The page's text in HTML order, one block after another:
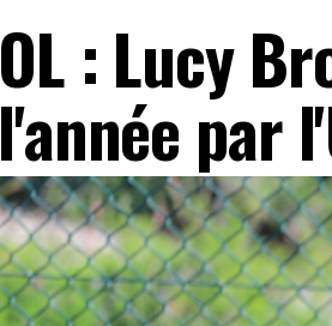
OL : Lucy
l'année par